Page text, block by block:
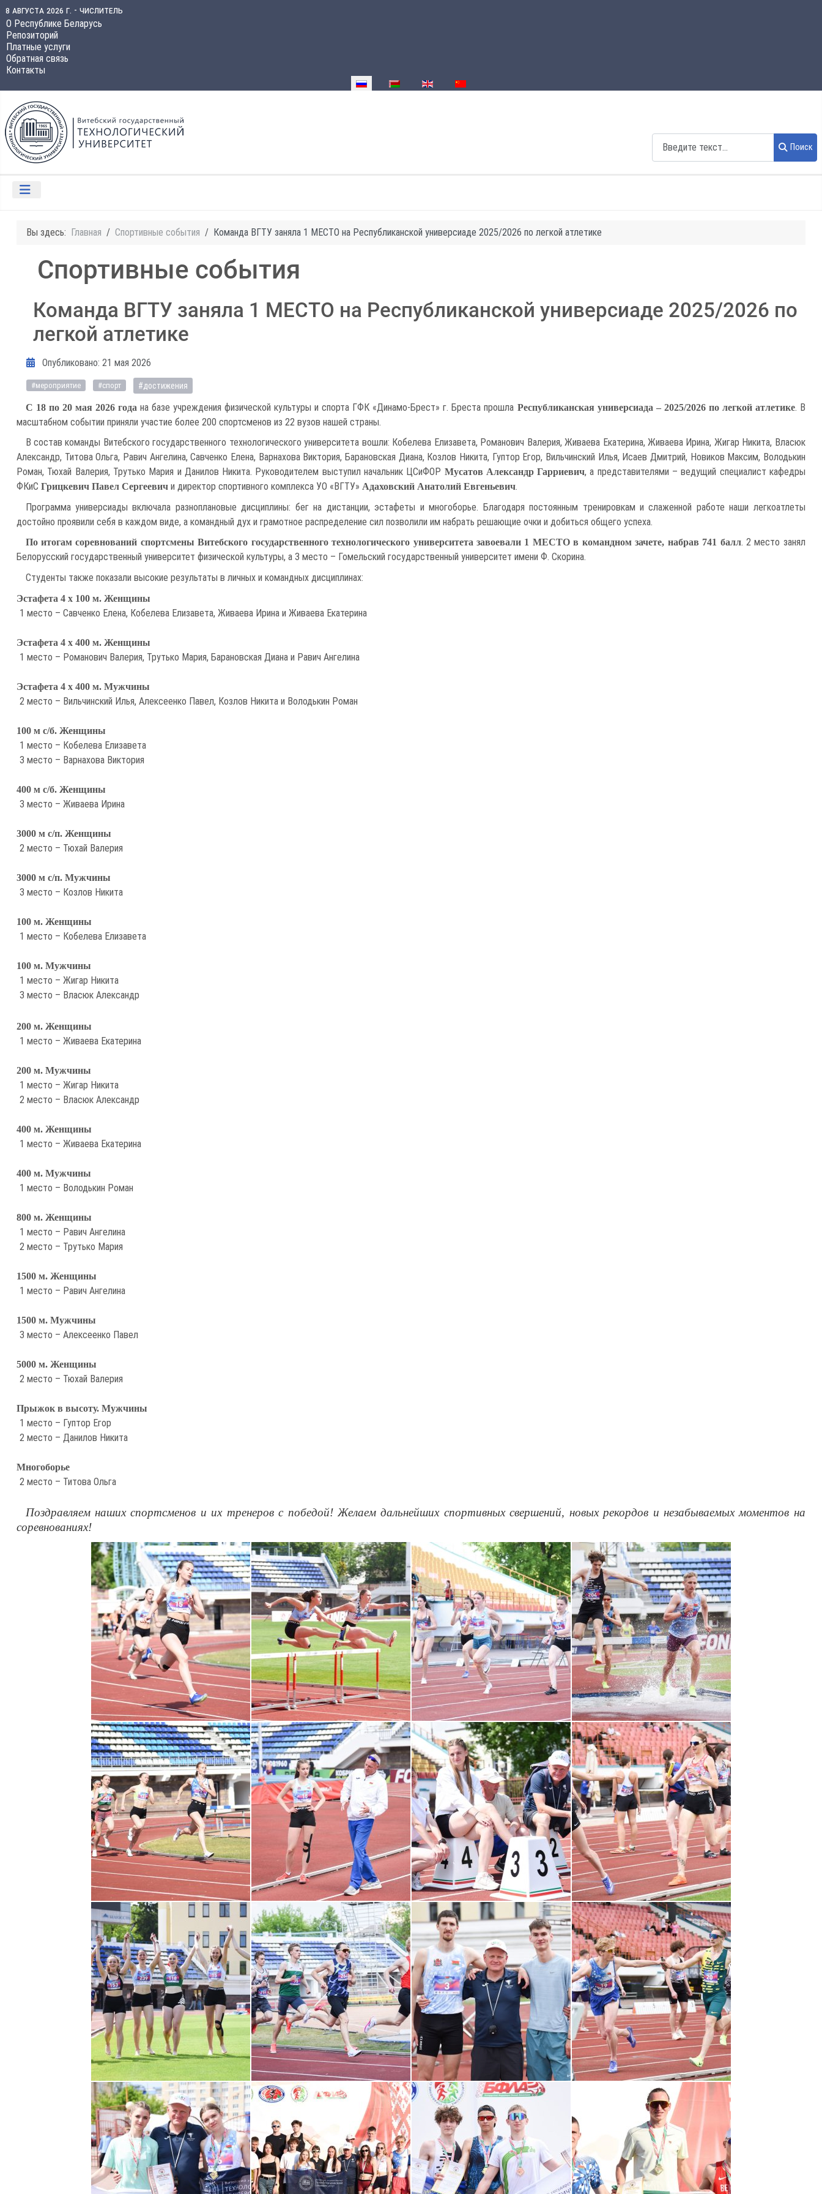
8 августа 2026 г. - числитель
О Республике Беларусь
Репозиторий
Платные услуги
Обратная связь
Контакты
Выберите язык
Поиск
Вы здесь: Главная Спортивные события Команда ВГТУ заняла 1 МЕСТО на Республиканской универсиаде 2025/2026 по легкой атлетике
Спортивные события
Команда ВГТУ заняла 1 МЕСТО на Республиканской универсиаде 2025/2026 по
легкой атлетике
Информация о материале
Опубликовано: 21 мая 2026
#мероприятие #спорт #достижения
С 18 по 20 мая 2026 года на базе учреждения физической культуры и спорта ГФК «Динамо-Брест» г. Бреста прошла Республиканская универсиада – 2025/2026 по легкой атлетике. В
масштабном событии приняли участие более 200 спортсменов из 22 вузов нашей страны.
В состав команды Витебского государственного технологического университета вошли: Кобелева Елизавета, Романович Валерия, Живаева Екатерина, Живаева Ирина, Жигар Никита, Власюк
Александр, Титова Ольга, Равич Ангелина, Савченко Елена, Варнахова Виктория, Барановская Диана, Козлов Никита, Гуптор Егор, Вильчинский Илья, Исаев Дмитрий, Новиков Максим, Володькин
Роман, Тюхай Валерия, Трутько Мария и Данилов Никита. Руководителем выступил начальник ЦСиФОР Мусатов Александр Гарриевич, а представителями – ведущий специалист кафедры
ФКиСГрицкевич Павел Сергеевич и директор спортивного комплекса УО «ВГТУ»Адаховский Анатолий Евгеньевич.
Программа универсиады включала разноплановые дисциплины: бег на дистанции, эстафеты и многоборье. Благодаря постоянным тренировкам и слаженной работе наши легкоатлеты
достойно проявили себя в каждом виде, а командный дух и грамотное распределение сил позволили им набрать решающие очки и добиться общего успеха.
По итогам соревнований спортсмены Витебского государственного технологического университета завоевали 1 МЕСТО в командном зачете, набрав 741 балл. 2 место занял
Белорусский государственный университет физической культуры, а 3 место – Гомельский государственный университет имени Ф. Скорина.
Студенты также показали высокие результаты в личных и командных дисциплинах:
Эстафета 4 х 100 м. Женщины
1 место – Савченко Елена, Кобелева Елизавета, Живаева Ирина и Живаева Екатерина
Эстафета 4 х 400 м. Женщины
1 место – Романович Валерия, Трутько Мария, Барановская Диана и Равич Ангелина
Эстафета 4 х 400 м. Мужчины
2 место – Вильчинский Илья, Алексеенко Павел, Козлов Никита и Володькин Роман
100 м с/б. Женщины
1 место – Кобелева Елизавета
3 место – Варнахова Виктория
400 м с/б. Женщины
3 место – Живаева Ирина
3000 м с/п. Женщины
2 место – Тюхай Валерия
3000 м с/п. Мужчины
3 место – Козлов Никита
100 м. Женщины
1 место – Кобелева Елизавета
100 м. Мужчины
1 место – Жигар Никита
3 место – Власюк Александр
200 м. Женщины
1 место – Живаева Екатерина
200 м. Мужчины
1 место – Жигар Никита
2 место – Власюк Александр
400 м. Женщины
1 место – Живаева Екатерина
400 м. Мужчины
1 место – Володькин Роман
800 м. Женщины
1 место – Равич Ангелина
2 место – Трутько Мария
1500 м. Женщины
1 место – Равич Ангелина
1500 м. Мужчины
3 место – Алексеенко Павел
5000 м. Женщины
2 место – Тюхай Валерия
Прыжок в высоту. Мужчины
1 место – Гуптор Егор
2 место – Данилов Никита
Многоборье
2 место – Титова Ольга
Поздравляем наших спортсменов и их тренеров с победой! Желаем дальнейших спортивных свершений, новых рекордов и незабываемых моментов на
соревнованиях!